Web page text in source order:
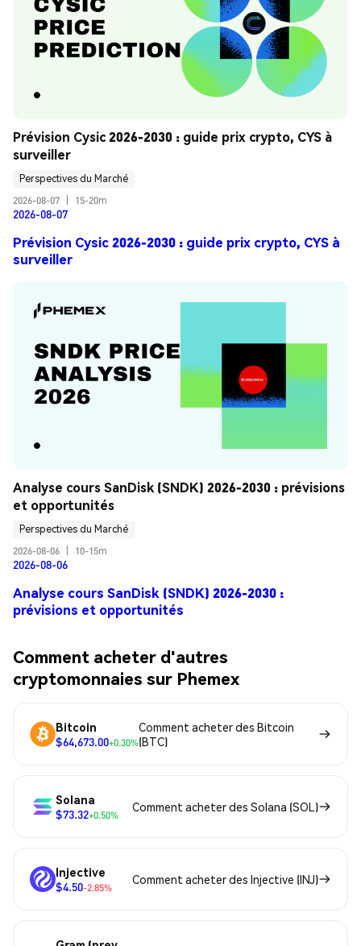
Prévision Cysic 2026-2030 : guide prix crypto, CYS à
surveiller
Perspectives du Marché
2026-08-07
15-20m
2026-08-07
Prévision Cysic 2026-2030 : guide prix crypto, CYS à
surveiller
Analyse cours SanDisk (SNDK) 2026-2030 : prévisions
et opportunités
Perspectives du Marché
2026-08-06
10-15m
2026-08-06
Analyse cours SanDisk (SNDK) 2026-2030 :
prévisions et opportunités
Comment acheter d'autres
cryptomonnaies sur Phemex
Bitcoin
$64,673.00+0.30%
Comment acheter des Bitcoin
(BTC)
Solana
$73.32+0.50%
Comment acheter des Solana (SOL)
Injective
$4.50-2.85%
Comment acheter des Injective (INJ)